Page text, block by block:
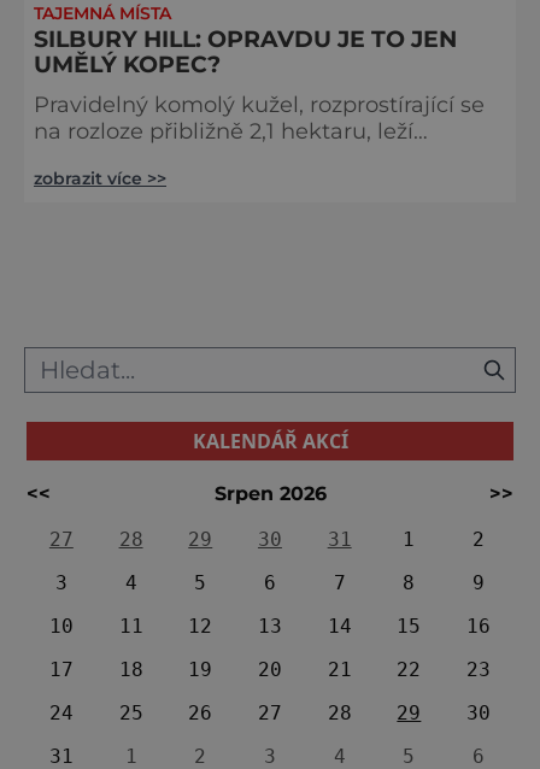
TAJEMNÁ MÍSTA
SILBURY HILL: OPRAVDU JE TO JEN
UMĚLÝ KOPEC?
Pravidelný komolý kužel, rozprostírající se
na rozloze přibližně 2,1 hektaru, leží
legendárního Stonehenge. Uměle navršený
kužel byl vystavěn v několika n
zobrazit více >>
KALENDÁŘ AKCÍ
<< Srpen 2026
>>
27
28 29 30 31 1
2
3
4 5 6 7 8
9
10
11 12 13 14 15
16
17
18 19 20 21 22
23
24
25 26 27 28 29
30
31
1 2 3 4 5 6